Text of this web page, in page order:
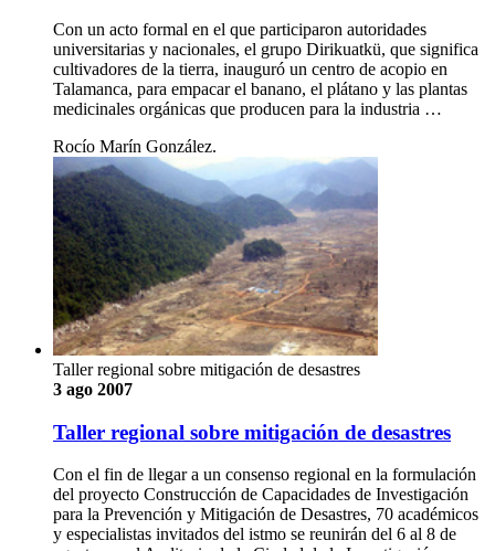
Con un acto formal en el que participaron autoridades
universitarias y nacionales, el grupo Dirikuatkü, que significa
cultivadores de la tierra, inauguró un centro de acopio en
Talamanca, para empacar el banano, el plátano y las plantas
medicinales orgánicas que producen para la industria …
Rocío Marín González.
Taller regional sobre mitigación de desastres
3 ago 2007
Taller regional sobre mitigación de desastres
Con el fin de llegar a un consenso regional en la formulación
del proyecto Construcción de Capacidades de Investigación
para la Prevención y Mitigación de Desastres, 70 académicos
y especialistas invitados del istmo se reunirán del 6 al 8 de